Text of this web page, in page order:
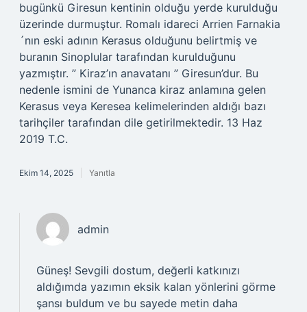
bugünkü Giresun kentinin olduğu yerde kurulduğu
üzerinde durmuştur. Romalı idareci Arrien Farnakia
´nın eski adının Kerasus olduğunu belirtmiş ve
buranın Sinoplular tarafından kurulduğunu
yazmıştır. ” Kiraz’ın anavatanı ” Giresun’dur. Bu
nedenle ismini de Yunanca kiraz anlamına gelen
Kerasus veya Keresea kelimelerinden aldığı bazı
tarihçiler tarafından dile getirilmektedir. 13 Haz
2019 T.C.
Ekim 14, 2025 Yanıtla
admin
Güneş! Sevgili dostum, değerli katkınızı
aldığımda yazımın eksik kalan yönlerini görme
şansı buldum ve bu sayede metin daha